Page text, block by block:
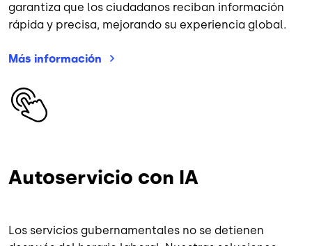
garantiza que los ciudadanos reciban información
rápida y precisa, mejorando su experiencia global.
Más información
Imagen
Autoservicio con IA
Los servicios gubernamentales no se detienen